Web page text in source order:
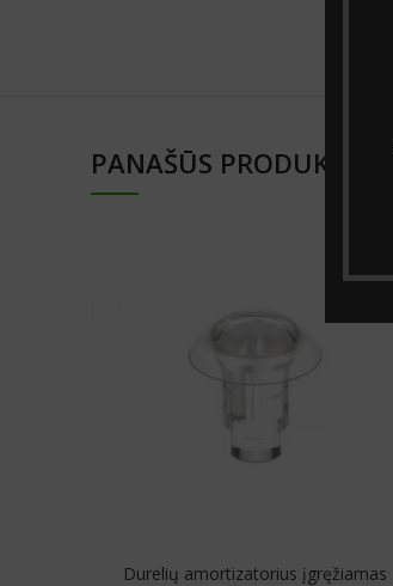
PANAŠŪS PRODUKTAI
Durelių amortizatorius įgręžiamas